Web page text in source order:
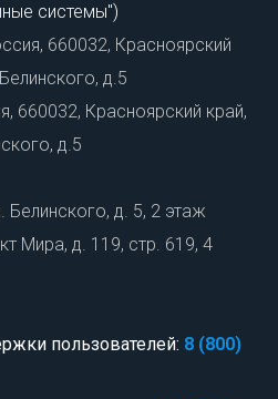
системы")
660032, Красноярский
д.5
660032, Красноярский край,
д.5
Белинского, д. 5, 2 этаж
Мира, д. 119, стр. 619, 4
пользователей: 8 (800)